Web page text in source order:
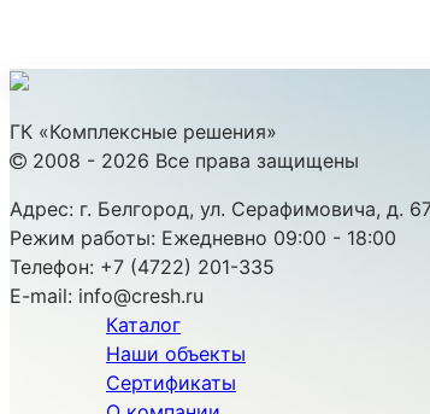
ГК «Комплексные решения»
2008 - 2026 Все права защищены
Адрес: г. Белгород, ул. Серафимовича, д.
Режим работы: Ежедневно 09:00 - 18:00
Телефон: +7 (4722) 201-335
E-mail: info@cresh.ru
Каталог
Наши объекты
Сертификаты